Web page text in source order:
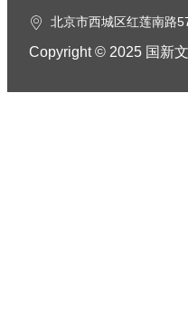
北京市西城区红莲南路
Copyright © 2025 国新